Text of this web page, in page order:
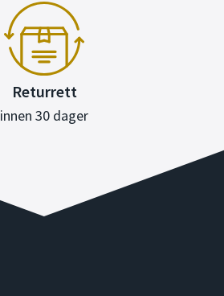
Returrett
innen 30 dager